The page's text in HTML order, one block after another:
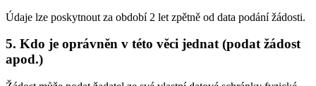
Údaje lze poskytnout za období 2 let zpětně od data podání žádosti.
5. Kdo je oprávněn v této věci jednat (podat žádost
apod.)